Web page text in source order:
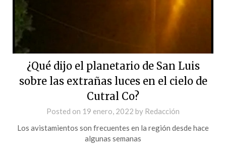
¿Qué dijo el planetario de San Luis
sobre las extrañas luces en el cielo de
Cutral Co?
Posted on 19 enero, 2022 by Redacción
Los avistamientos son frecuentes en la región desde hace
algunas semanas